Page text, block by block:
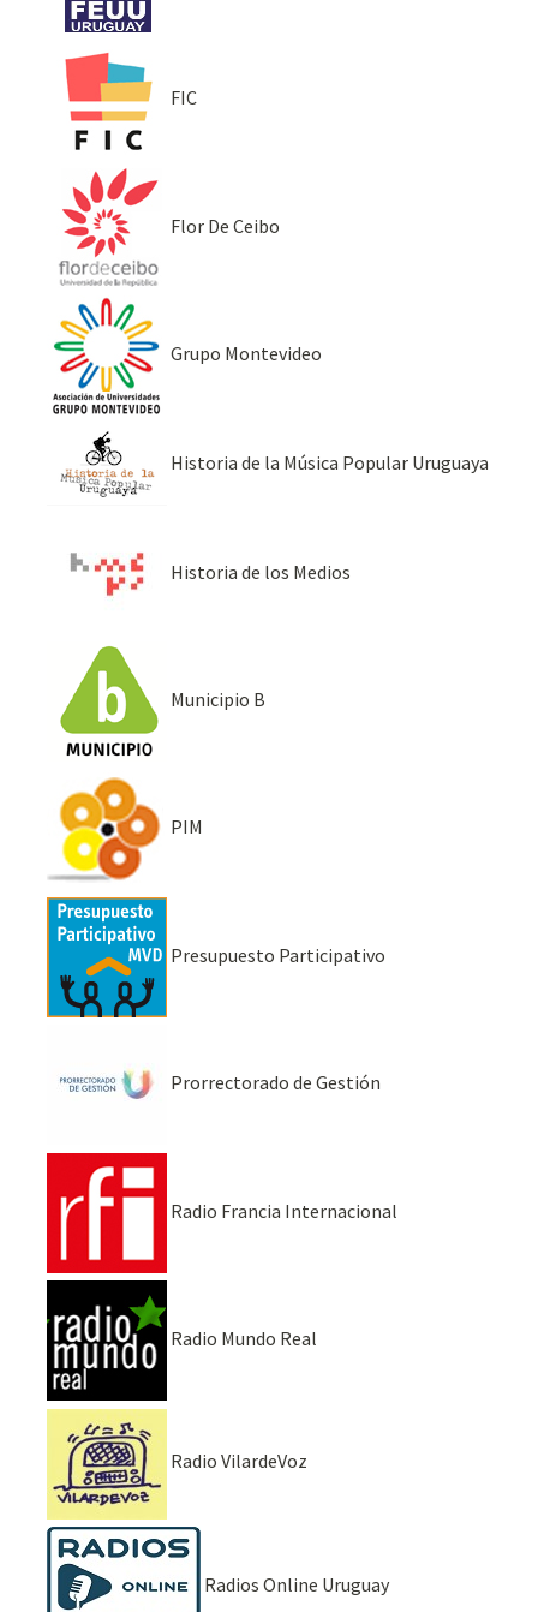
FIC
Flor De Ceibo
Grupo Montevideo
Historia de la Música Popular Uruguaya
Historia de los Medios
Municipio B
PIM
Presupuesto Participativo
Prorrectorado de Gestión
Radio Francia Internacional
Radio Mundo Real
Radio VilardeVoz
Radios Online Uruguay